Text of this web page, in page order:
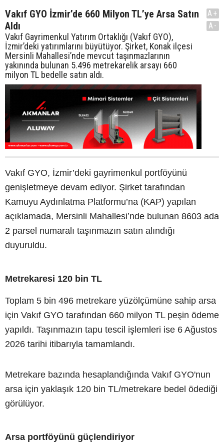
Vakıf GYO İzmir’de 660 Milyon TL’ye Arsa Satın
Aldı
Vakıf Gayrimenkul Yatırım Ortaklığı (Vakıf GYO),
İzmir’deki yatırımlarını büyütüyor. Şirket, Konak ilçesi
Mersinli Mahallesi’nde mevcut taşınmazlarının
yakınında bulunan 5.496 metrekarelik arsayı 660
milyon TL bedelle satın aldı.
A+
A-
Vakıf GYO, İzmir’deki gayrimenkul portföyünü
genişletmeye devam ediyor. Şirket tarafından
Kamuyu Aydınlatma Platformu’na (KAP) yapılan
açıklamada, Mersinli Mahallesi’nde bulunan 8603 ada
2 parsel numaralı taşınmazın satın alındığı
duyuruldu.
Metrekaresi 120 bin TL
Toplam 5 bin 496 metrekare yüzölçümüne sahip arsa
için Vakıf GYO tarafından 660 milyon TL peşin ödeme
yapıldı. Taşınmazın tapu tescil işlemleri ise 6 Ağustos
2026 tarihi itibarıyla tamamlandı.
Metrekare bazında hesaplandığında Vakıf GYO'nun
arsa için yaklaşık 120 bin TL/metrekare bedel ödediği
görülüyor.
Arsa portföyünü güçlendiriyor